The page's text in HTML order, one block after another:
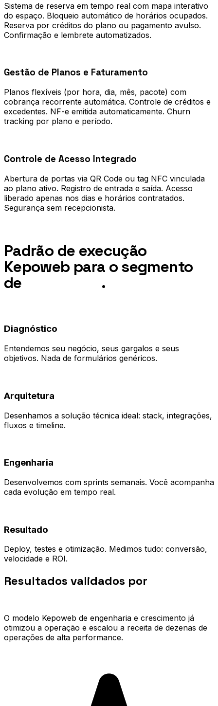
Sistema de reserva em tempo real com mapa interativo
do espaço. Bloqueio automático de horários ocupados.
Reserva por créditos do plano ou pagamento avulso.
Confirmação e lembrete automatizados.
Gestão de Planos e Faturamento
Planos flexíveis (por hora, dia, mês, pacote) com
cobrança recorrente automática. Controle de créditos e
excedentes. NF-e emitida automaticamente. Churn
tracking por plano e período.
Controle de Acesso Integrado
Abertura de portas via QR Code ou tag NFC vinculada
ao plano ativo. Registro de entrada e saída. Acesso
liberado apenas nos dias e horários contratados.
Segurança sem recepcionista.
Padrão de execução
Kepoweb para o segmento
de
.
Diagnóstico
Entendemos seu negócio, seus gargalos e seus
objetivos. Nada de formulários genéricos.
Arquitetura
Desenhamos a solução técnica ideal: stack, integrações,
fluxos e timeline.
Engenharia
Desenvolvemos com sprints semanais. Você acompanha
cada evolução em tempo real.
Resultado
Deploy, testes e otimização. Medimos tudo: conversão,
velocidade e ROI.
Resultados validados por
O modelo Kepoweb de engenharia e crescimento já
otimizou a operação e escalou a receita de dezenas de
operações de alta performance.